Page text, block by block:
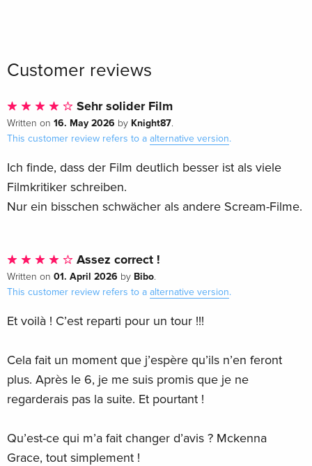
Customer reviews
Sehr solider Film
Written on 16. May 2026 by Knight87.
This customer review refers to a alternative version.
Ich finde, dass der Film deutlich besser ist als viele
Filmkritiker schreiben.
Nur ein bisschen schwächer als andere Scream-Filme.
Assez correct !
Written on 01. April 2026 by Bibo.
This customer review refers to a alternative version.
Et voilà ! C’est reparti pour un tour !!!
Cela fait un moment que j’espère qu’ils n’en feront
plus. Après le 6, je me suis promis que je ne
regarderais pas la suite. Et pourtant !
Qu’est-ce qui m’a fait changer d’avis ? Mckenna
Grace, tout simplement !